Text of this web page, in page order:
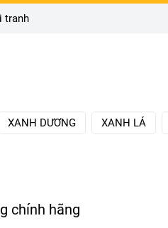
tranh
XANH DƯƠNG XANH LÁ
chính hãng